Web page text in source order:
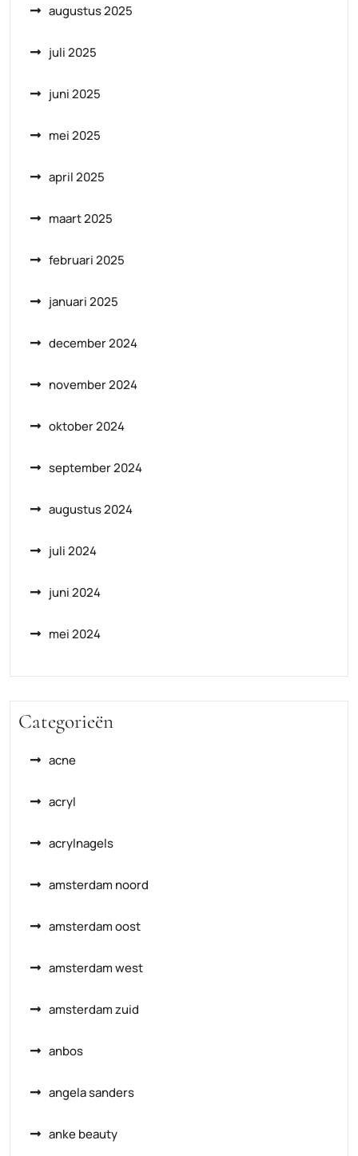
augustus 2025
juli 2025
juni 2025
mei 2025
april 2025
maart 2025
februari 2025
januari 2025
december 2024
november 2024
oktober 2024
september 2024
augustus 2024
juli 2024
juni 2024
mei 2024
Categorieën
acne
acryl
acrylnagels
amsterdam noord
amsterdam oost
amsterdam west
amsterdam zuid
anbos
angela sanders
anke beauty